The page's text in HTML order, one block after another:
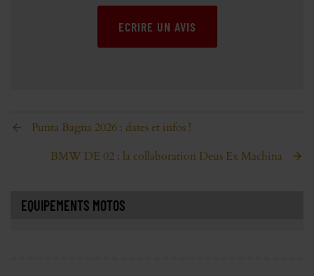
ECRIRE UN AVIS
Punta Bagna 2026 : dates et infos !
BMW DE 02 : la collaboration Deus Ex Machina
EQUIPEMENTS MOTOS